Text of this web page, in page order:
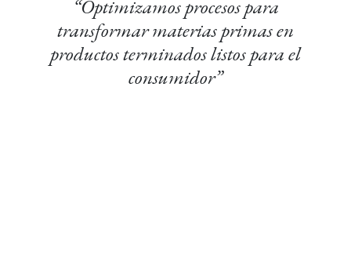
“Optimizamos procesos para
transformar materias primas en
productos terminados listos para el
consumidor”